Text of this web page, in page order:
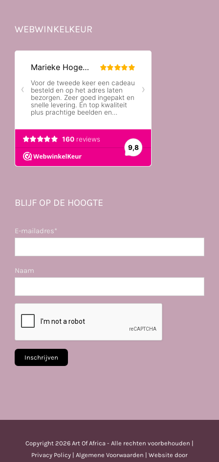
WEBWINKELKEUR
BLIJF OP DE HOOGTE
E-mailadres*
Naam
Copyright 2026 Art Of Africa - Alle rechten voorbehouden |
Privacy Policy | Algemene Voorwaarden | Website door